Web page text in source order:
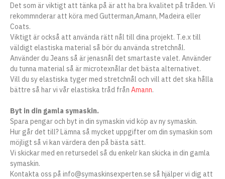
Det som är viktigt att tänka på är att ha bra kvalitet på tråden. Vi
rekommnderar att köra med Gutterman,Amann, Madeira eller
Coats.
Viktigt är också att använda rätt nål till dina projekt. T.e.x till
väldigt elastiska material så bör du använda stretchnål.
Använder du Jeans så är jenasnål det smartaste valet. Använder
du tunna material så är microtexnålar det bästa alternativet.
Vill du sy elastiska tyger med stretchnål och vill att det ska hålla
bättre så har vi vår elastiska tråd från Amann.
Byt in din gamla symaskin.
Spara pengar och byt in din symaskin vid köp av ny symaskin.
Hur går det till? Lämna så mycket uppgifter om din symaskin som
möjligt så vi kan värdera den på bästa sätt.
Vi skickar med en retursedel så du enkelr kan skicka in din gamla
symaskin.
Kontakta oss på info@symaskinsexperten.se så hjälper vi dig att